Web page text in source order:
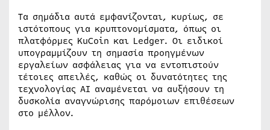
Τα σημάδια αυτά εμφανίζονται, κυρίως, σε
ιστότοπους για κρυπτονομίσματα, όπως οι
πλατφόρμες KuCoin και Ledger. Οι ειδικοί
υπογραμμίζουν τη σημασία προηγμένων
εργαλείων ασφάλειας για να εντοπιστούν
τέτοιες απειλές, καθώς οι δυνατότητες της
τεχνολογίας AI αναμένεται να αυξήσουν τη
δυσκολία αναγνώρισης παρόμοιων επιθέσεων
στο μέλλον.